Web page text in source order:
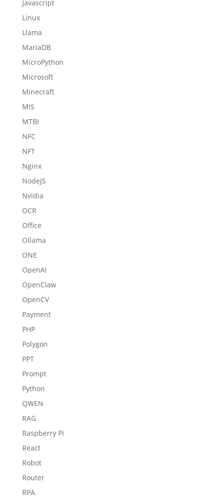
Javascript
Linux
Llama
MariaDB
MicroPython
Microsoft
Minecraft
MIS
MTBI
NFC
NFT
Nginx
NodeJS
Nvidia
OCR
Office
Ollama
ONE
OpenAI
OpenClaw
OpenCV
Payment
PHP
Polygon
PPT
Prompt
Python
QWEN
RAG
Raspberry Pi
React
Robot
Router
RPA